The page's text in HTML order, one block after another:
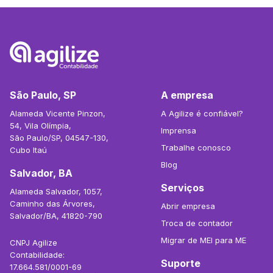
São Paulo, SP
Alameda Vicente Pinzon,
54, Vila Olímpia,
São Paulo/SP, 04547-130,
Cubo Itaú
Salvador, BA
Alameda Salvador, 1057,
Caminho das Árvores,
Salvador/BA, 41820-790
CNPJ Agilize
Contabilidade:
17.664.581/0001-69
A empresa
A Agilize é confiável?
Imprensa
Trabalhe conosco
Blog
Serviços
Abrir empresa
Troca de contador
Migrar de MEI para ME
Suporte